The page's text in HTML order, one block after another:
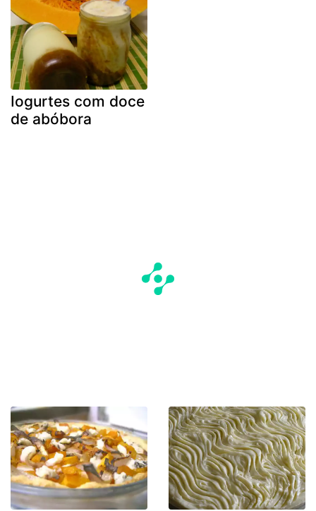
Iogurtes com doce
de abóbora